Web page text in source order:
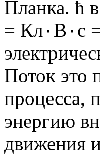
Планка. ħ
= Кл٠В٠с = Кл٠Вб что соответствует произведению
Поток это
процесса,
энергию
движения